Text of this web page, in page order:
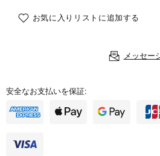
お気に入りリストに追加する
メッセー
安全なお支払いを保証: